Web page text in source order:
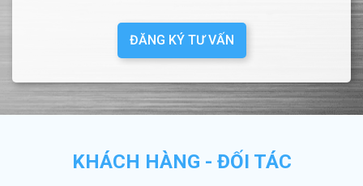
ĐĂNG KÝ TƯ VẤN
KHÁCH HÀNG - ĐỐI TÁC